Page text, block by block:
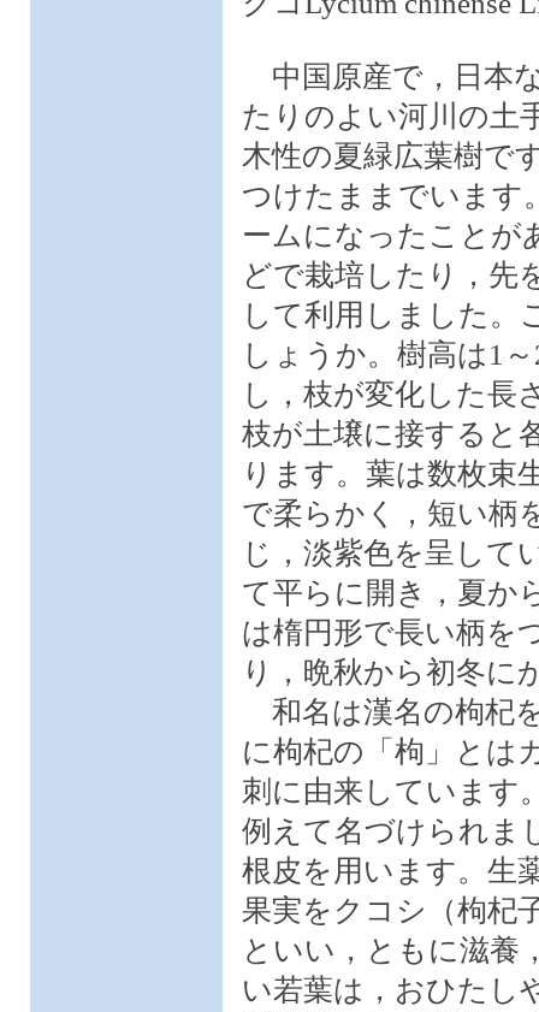
中国原産で，日本
たりのよい河川の土
木性の夏緑広葉樹で
つけたままでいます
ームになったことが
どで栽培したり，先
して利用しました。
しょうか。樹高は1
し，枝が変化した長
枝が土壌に接すると
ります。葉は数枚束
で柔らかく，短い柄
じ，淡紫色を呈して
て平らに開き，夏か
は楕円形で長い柄を
り，晩秋から初冬に
和名は漢名の枸杞
に枸杞の「枸」とは
刺に由来しています
例えて名づけられま
根皮を用います。生
果実をクコシ（枸杞
といい，ともに滋養
い若葉は，おひたし